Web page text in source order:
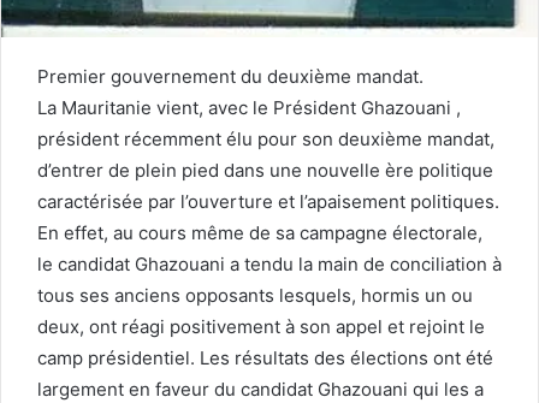
Premier gouvernement du deuxième mandat.
La Mauritanie vient, avec le Président Ghazouani ,
président récemment élu pour son deuxième mandat,
d’entrer de plein pied dans une nouvelle ère politique
caractérisée par l’ouverture et l’apaisement politiques.
En effet, au cours même de sa campagne électorale,
le candidat Ghazouani a tendu la main de conciliation à
tous ses anciens opposants lesquels, hormis un ou
deux, ont réagi positivement à son appel et rejoint le
camp présidentiel. Les résultats des élections ont été
largement en faveur du candidat Ghazouani qui les a